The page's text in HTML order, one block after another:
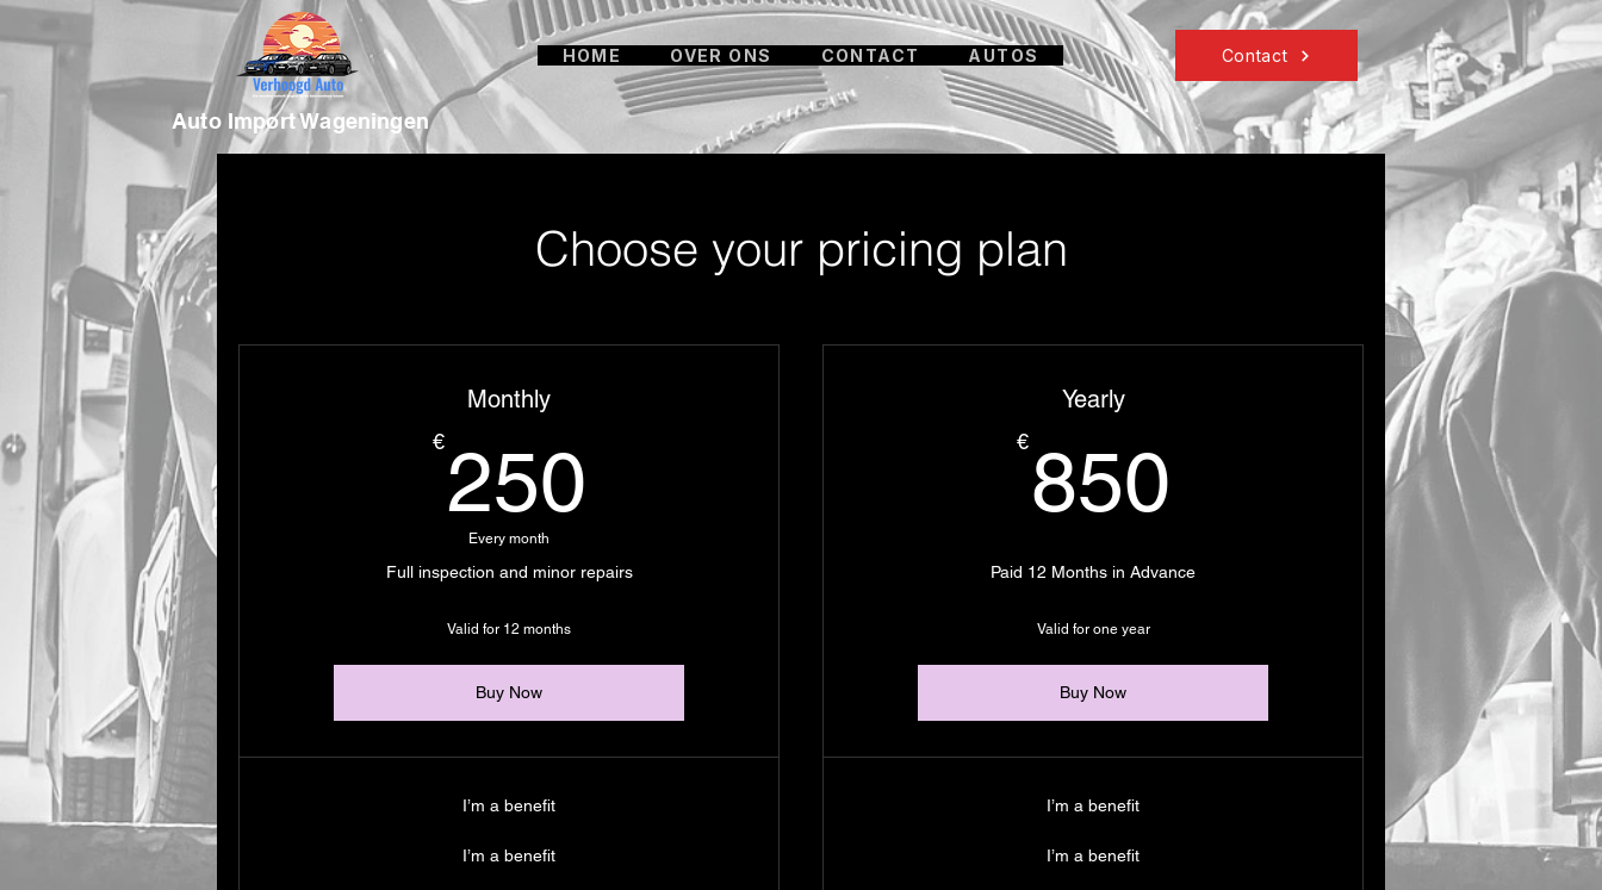
Auto Import Wageningen
HOME OVER ONS CONTACT AUTOS Contact
Choose your pricing plan
Monthly
€ 250
Every month
Full inspection and minor repairs
Valid for 12 months
Buy Now
I’m a benefit
I’m a benefit
Yearly
€ 850
Paid 12 Months in Advance
Valid for one year
Buy Now
I’m a benefit
I’m a benefit